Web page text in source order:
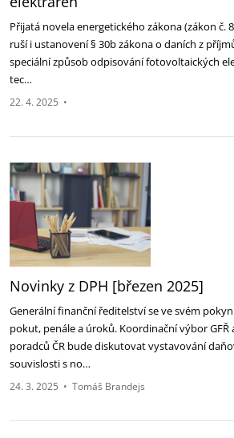
Přijatá novela energetického zákona (zákon č.
ruší i ustanovení § 30b zákona o ‎daních z
speciální způsob odpisování fotovoltaických
‎tec…
22. 4. 2025 •
Novinky z DPH [březen 2025]‎
Generální finanční ředitelství se ve svém
pokut, penále a úroků. ‎Koordinační výbor
poradců ČR bude diskutovat vystavování
souvislosti s no…
24. 3. 2025 • Tomáš Brandejs